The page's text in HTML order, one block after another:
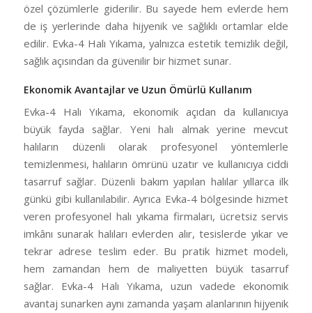
özel çözümlerle giderilir. Bu sayede hem evlerde hem
de iş yerlerinde daha hijyenik ve sağlıklı ortamlar elde
edilir. Evka-4 Halı Yıkama, yalnızca estetik temizlik değil,
sağlık açısından da güvenilir bir hizmet sunar.
Ekonomik Avantajlar ve Uzun Ömürlü Kullanım
Evka-4 Halı Yıkama, ekonomik açıdan da kullanıcıya
büyük fayda sağlar. Yeni halı almak yerine mevcut
halıların düzenli olarak profesyonel yöntemlerle
temizlenmesi, halıların ömrünü uzatır ve kullanıcıya ciddi
tasarruf sağlar. Düzenli bakım yapılan halılar yıllarca ilk
günkü gibi kullanılabilir. Ayrıca Evka-4 bölgesinde hizmet
veren profesyonel halı yıkama firmaları, ücretsiz servis
imkânı sunarak halıları evlerden alır, tesislerde yıkar ve
tekrar adrese teslim eder. Bu pratik hizmet modeli,
hem zamandan hem de maliyetten büyük tasarruf
sağlar. Evka-4 Halı Yıkama, uzun vadede ekonomik
avantaj sunarken aynı zamanda yaşam alanlarının hijyenik